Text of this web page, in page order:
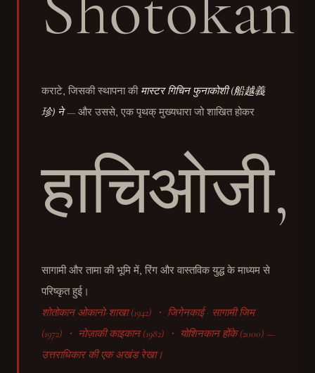
कराटे, जिसकी स्थापना की मास्टर गिचिन फुनाकोशी (船越義
珍) ने— और उससे, एक पृथक् मुख्यधारा जो शाखित होकर
हाचिओजी,
सागामी और तामा की भूमि में, रिंग और वास्तविक युद्ध के माध्यम से
परिष्कृत हुई।
शोतोकान ओकानो-शाखा (1942) ・ जिगेनकाई · सागामी जिम
(1972) ・ नोज़ाकी काइकान (1982) ・ योशिनकान होंके (2000) —
उत्तराधिकार की एक अखंड रेखा।